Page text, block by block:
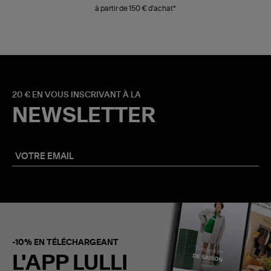
à partir de 150 € d'achat*
20 € EN VOUS INSCRIVANT À LA
NEWSLETTER
-10% EN TÉLÉCHARGEANT
L'APP LULLI